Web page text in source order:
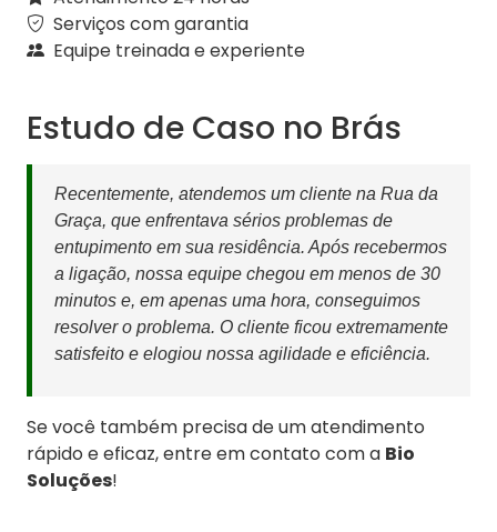
Serviços com garantia
Equipe treinada e experiente
Estudo de Caso no Brás
Recentemente, atendemos um cliente na Rua da
Graça, que enfrentava sérios problemas de
entupimento em sua residência. Após recebermos
a ligação, nossa equipe chegou em menos de 30
minutos e, em apenas uma hora, conseguimos
resolver o problema. O cliente ficou extremamente
satisfeito e elogiou nossa agilidade e eficiência.
Se você também precisa de um atendimento
rápido e eficaz, entre em contato com a Bio
Soluções!